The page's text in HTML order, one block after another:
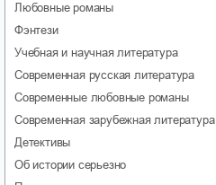
любовные романы
фэнтези
учебная и научная литература
современная русская литература
современные любовные романы
современная зарубежная литература
детективы
об истории серьезно